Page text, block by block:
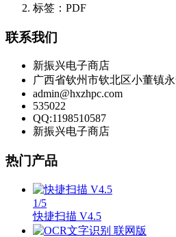
标签：PDF
联系我们
新振兴电子商店
广西省钦州市钦北区小董镇
admin@hxzhpc.com
535022
QQ:1198510587
新振兴电子商店
热门产品
1/5
快捷扫描 V4.5